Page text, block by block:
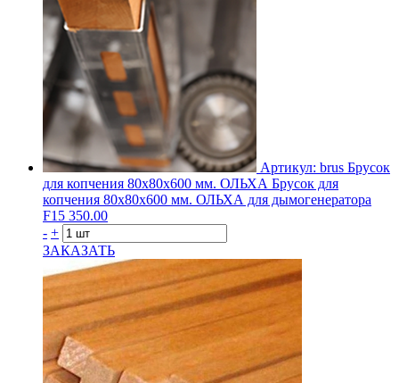
Артикул: brus Брусок
для копчения 80х80х600 мм. ОЛЬХА Брусок для
копчения 80х80х600 мм. ОЛЬХА для дымогенератора
F15 350.00
- +
ЗАКАЗАТЬ